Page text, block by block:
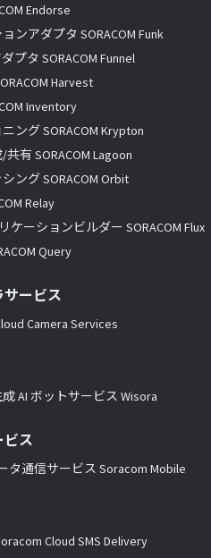
Endorse
ンアダプタ SORACOM Funk
プタ SORACOM Funnel
Harvest
Inventory
ング SORACOM Krypton
有 SORACOM Lagoon
ング SORACOM Orbit
Relay
ケーションビルダー SORACOM Flux
Query
サービス
Camera Services
AI ボットサービス Wisora
ビス
タ通信サービス Soracom Mobile
Cloud SMS Delivery